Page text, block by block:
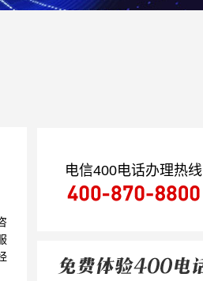
电信400电话办理热线